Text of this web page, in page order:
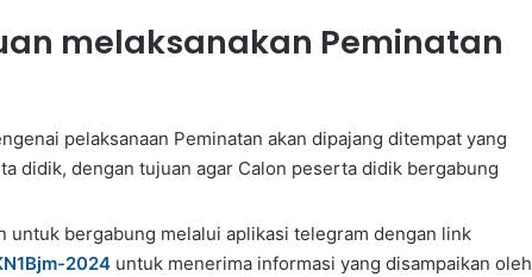
melaksanakan Peminatan
pelaksanaan Peminatan akan dipajang ditempat yang
didik, dengan tujuan agar Calon peserta didik bergabung
untuk bergabung melalui aplikasi telegram dengan link
2024untuk menerima informasi yang disampaikan oleh